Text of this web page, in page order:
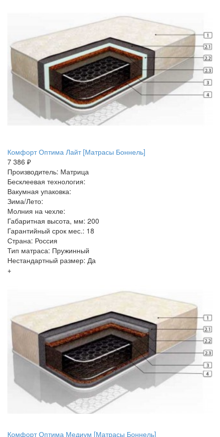
Комфорт Оптима Лайт [Матрасы Боннель]
7 386 ₽
Производитель: Матрица
Бесклеевая технология:
Вакумная упаковка:
Зима/Лето:
Молния на чехле:
Габаритная высота, мм: 200
Гарантийный срок мес.: 18
Страна: Россия
Тип матраса: Пружинный
Нестандартный размер: Да
+
Комфорт Оптима Медиум [Матрасы Боннель]